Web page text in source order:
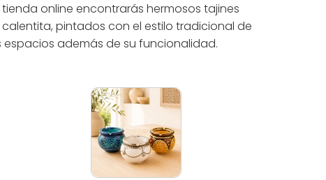
online encontrarás hermosos tajines
pintados con el estilo tradicional de
además de su funcionalidad.